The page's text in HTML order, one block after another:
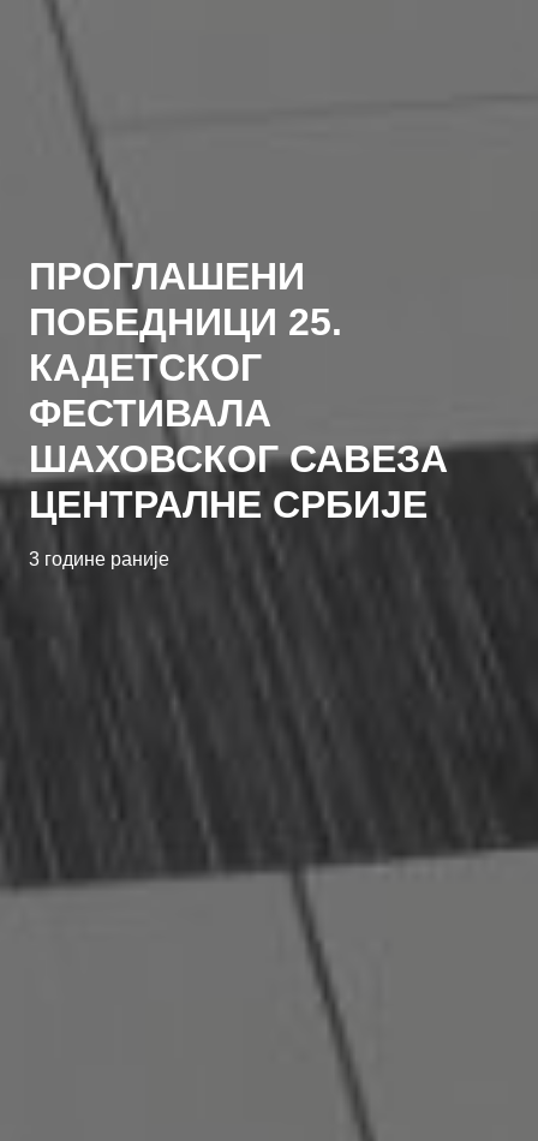
ПРОГЛАШЕНИ
ПОБЕДНИЦИ 25.
КАДЕТСКОГ
ФЕСТИВАЛА
ШАХОВСКОГ САВЕЗА
ЦЕНТРАЛНЕ СРБИЈЕ
3 године раније